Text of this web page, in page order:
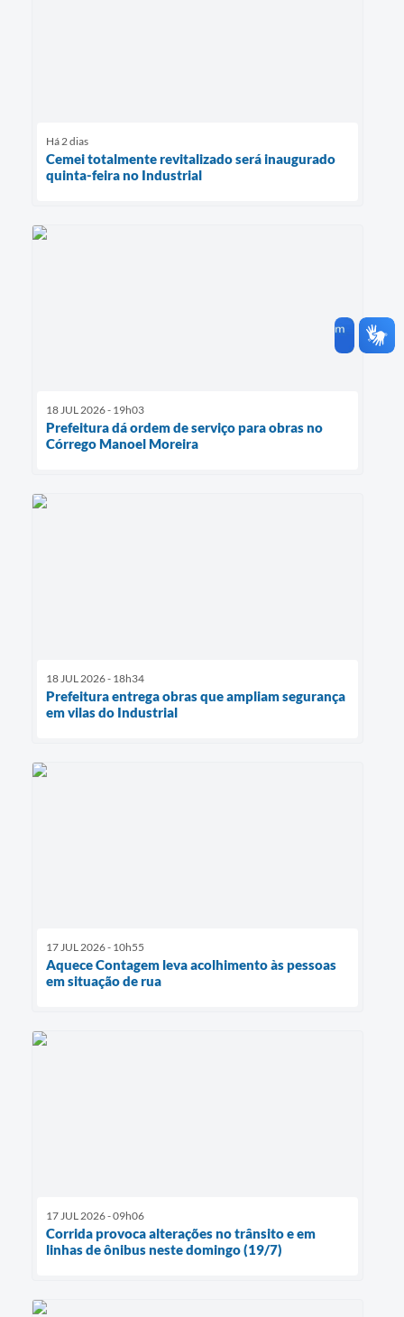
Há 2 dias
Cemei totalmente revitalizado será inaugurado
quinta-feira no Industrial
18 JUL 2026 - 19h03
Prefeitura dá ordem de serviço para obras no
Córrego Manoel Moreira
18 JUL 2026 - 18h34
Prefeitura entrega obras que ampliam segurança
em vilas do Industrial
17 JUL 2026 - 10h55
Aquece Contagem leva acolhimento às pessoas
em situação de rua
17 JUL 2026 - 09h06
Corrida provoca alterações no trânsito e em
linhas de ônibus neste domingo (19/7)